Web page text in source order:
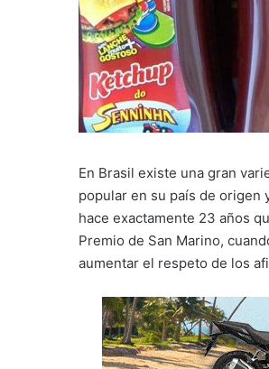
En Brasil existe una gran
popular en su país de origen
hace exactamente 23 años
Premio de San Marino,
aumentar el respeto de los